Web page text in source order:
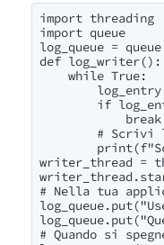
import threading
import queue
log_queue =
def log_writer():
    while True:
if
            break
# Scrivi
writer_thread =
# Nella tua
# Quando si